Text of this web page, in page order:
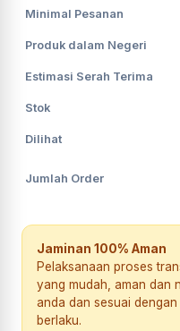
Minimal Pesanan
Produk dalam Negeri
Estimasi Serah Terima
Stok
Dilihat
Jumlah Order
Jaminan 100% Aman
Pelaksanaan proses
yang mudah, aman dan
anda dan sesuai
berlaku.